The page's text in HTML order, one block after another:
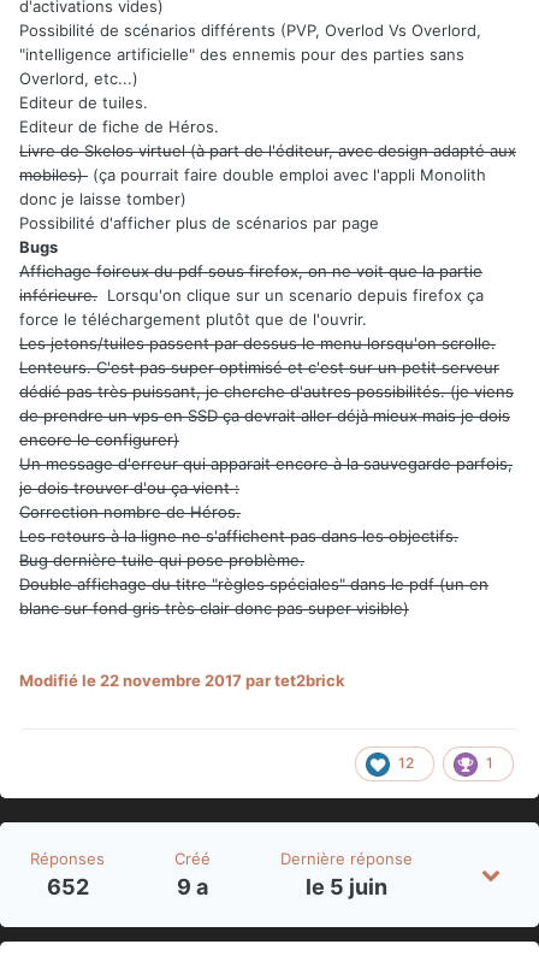
d'activations vides)
Possibilité de scénarios différents (PVP, Overlod Vs Overlord,
"intelligence artificielle" des ennemis pour des parties sans
Overlord, etc...)
Editeur de tuiles.
Editeur de fiche de Héros.
Livre de Skelos virtuel (à part de l'éditeur, avec design adapté aux
mobiles) (ça pourrait faire double emploi avec l'appli Monolith
donc je laisse tomber)
Possibilité d'afficher plus de scénarios par page
Bugs
Affichage foireux du pdf sous firefox, on ne voit que la partie
inférieure. Lorsqu'on clique sur un scenario depuis firefox ça
force le téléchargement plutôt que de l'ouvrir.
Les jetons/tuiles passent par dessus le menu lorsqu'on scrolle.
Lenteurs. C'est pas super optimisé et c'est sur un petit serveur
dédié pas très puissant, je cherche d'autres possibilités. (je viens
de prendre un vps en SSD ça devrait aller déjà mieux mais je dois
encore le configurer)
Un message d'erreur qui apparait encore à la sauvegarde parfois,
je dois trouver d'ou ça vient :
Correction nombre de Héros.
Les retours à la ligne ne s'affichent pas dans les objectifs.
Bug dernière tuile qui pose problème.
Double affichage du titre "règles spéciales" dans le pdf (un en
blanc sur fond gris très clair donc pas super visible)
Modifiéle 22 novembre 2017 par tet2brick
12 1
Réponses
652
Créé
9 a
Dernière réponse
le 5 juin